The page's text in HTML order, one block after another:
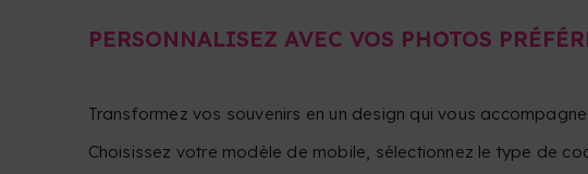
PERSONNALISEZ AVEC VOS PHOTOS
Transformez vos souvenirs en un design qui vous
Choisissez votre modèle de mobile, sélectionnez le type de